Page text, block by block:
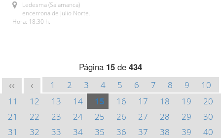
Ledesma (Salamanca)
encerrona de Julio Norte.
Hora: 18:30 h.
Página 15 de 434
<< < 1 2 3 4 5 6 7 8 9
10
11
12 13 14 15 16 17 18 19
20
21
22 23 24 25 26 27 28 29
30
31
32 33 34 35 36 37 38 39
40